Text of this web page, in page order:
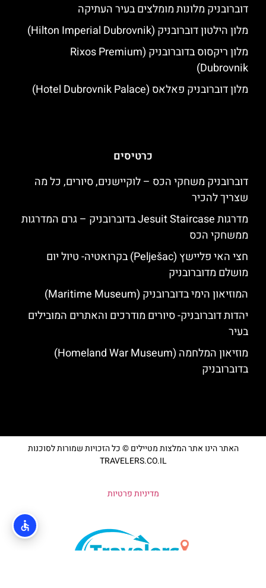
דוברובניק מלונות מומלצים בעיר העתיקה
מלון הילטון דוברובניק (Hilton Imperial Dubrovnik)
מלון ריקסוס בדוברובניק (Rixos Premium
Dubrovnik)
מלון דוברובניק פאלאס (Hotel Dubrovnik Palace)
כרטיסים
דוברובניק משחקי הכס – לוקיישנים, סיורים, כל מה
שצריך להכיר
מדרגות Jesuit Staircase בדוברובניק – גרם המדרגות
ממשחקי הכס
חצי האי פליישץ (Pelješac) בקרואטיה- טיול יום
מושלם מדוברובניק
המוזיאון הימי בדוברובניק (Maritime Museum)
יהדות דוברובניק- סיורים מודרכים והאתרים המובילים
בעיר
מוזיאון המלחמה (Homeland War Museum)
בדוברובניק
האתר הינו אתר המלצות מטיילים © כל הזכויות שמורות לסוכנות
TRAVELERS.CO.IL
מדיניות פרטיות